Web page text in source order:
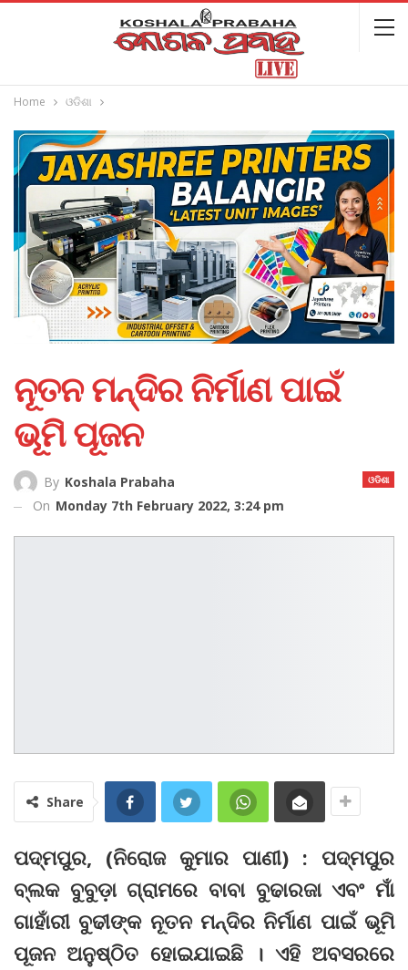
Home ଓଡିଶା
ନୂତନ ମନ୍ଦିର ନିର୍ମାଣ ପାଇଁ
ଭୂମି ପୂଜନ
ଓଡିଶା
By Koshala Prabaha
On Monday 7th February 2022, 3:24 pm
Share
ପଦ୍ମପୁର, (ନିରୋଜ କୁମାର ପାଣୀ) : ପଦ୍ମପୁର
ବ୍ଲକ ବୁବୁଡ଼ା ଗ୍ରାମରେ ବାବା ବୁଢାରଜା ଏବଂ ମାଁ
ଗାହାଁରୀ ବୁଢୀଙ୍କ ନୂତନ ମନ୍ଦିର ନିର୍ମାଣ ପାଇଁ ଭୂମି
ପୂଜନ ଅନୁଷ୍ଠିତ ହୋଇଯାଇଛି । ଏହି ଅବସରରେ